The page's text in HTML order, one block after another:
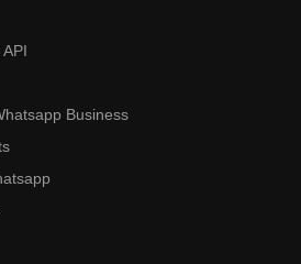
Business